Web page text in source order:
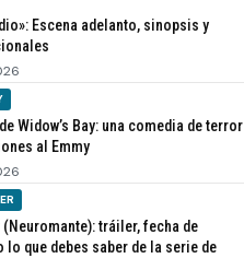
Escena adelanto, sinopsis y
Widow’s Bay: una comedia de terror
al Emmy
tráiler, fecha de
lo que debes saber de la serie de